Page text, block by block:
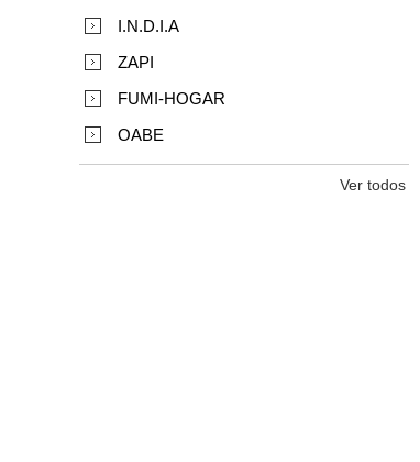
I.N.D.I.A
ZAPI
FUMI-HOGAR
OABE
Ver todos